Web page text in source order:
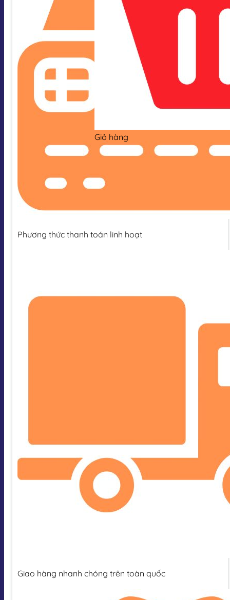
Giỏ hàng
Phương thức thanh toán linh hoạt
Giao hàng nhanh chóng trên toàn quốc